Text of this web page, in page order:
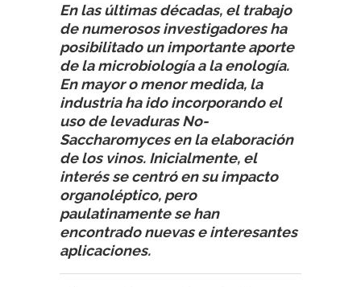
En las últimas décadas, el trabajo
de numerosos investigadores ha
posibilitado un importante aporte
de la microbiología a la enología.
En mayor o menor medida, la
industria ha ido incorporando el
uso de levaduras No-
Saccharomyces en la elaboración
de los vinos. Inicialmente, el
interés se centró en su impacto
organoléptico, pero
paulatinamente se han
encontrado nuevas e interesantes
aplicaciones.